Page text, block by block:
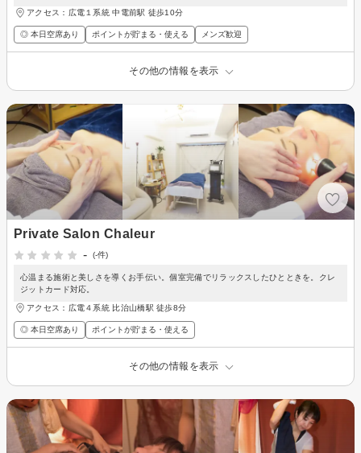
アクセス：広電１系統 中電前駅 徒歩10分
◎ 本日空席あり ポイントが貯まる・使える メンズ歓迎
その他の情報を表示
Private Salon Chaleur
-
(-件)
心温まる施術と美しさを導くお手伝い。個室完備でリラックスしたひとときを。クレ
ジットカード対応。
アクセス：広電４系統 比治山橋駅 徒歩8分
◎ 本日空席あり ポイントが貯まる・使える
その他の情報を表示